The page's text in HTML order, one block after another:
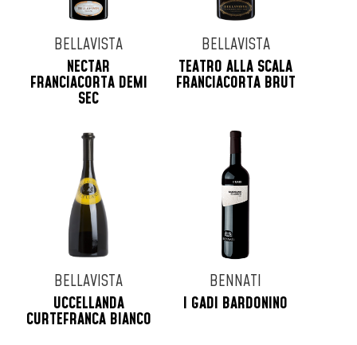
BELLAVISTA
NECTAR
FRANCIACORTA DEMI
SEC
BELLAVISTA
TEATRO ALLA SCALA
FRANCIACORTA BRUT
BELLAVISTA
UCCELLANDA
CURTEFRANCA BIANCO
BENNATI
I GADI BARDONINO